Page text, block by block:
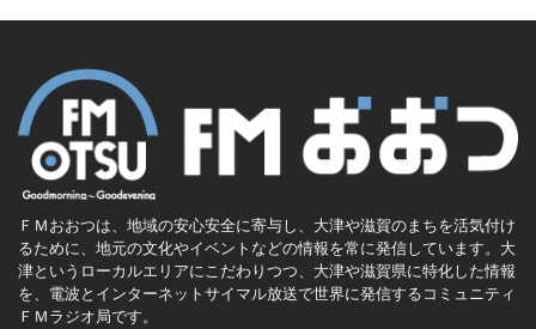
ＦＭおおつは、地域の安心安全に寄与し、大津や滋賀のまちを活気付け
るために、地元の文化やイベントなどの情報を常に発信しています。大
津というローカルエリアにこだわりつつ、大津や滋賀県に特化した情報
を、電波とインターネットサイマル放送で世界に発信するコミュニティ
ＦＭラジオ局です。